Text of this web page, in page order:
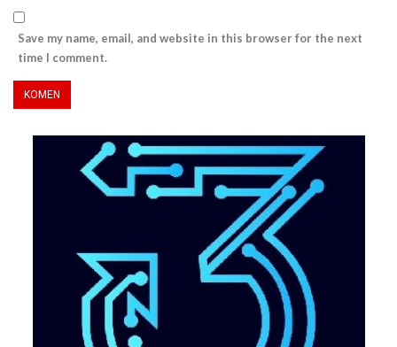
Save my name, email, and website in this browser for the next
time I comment.